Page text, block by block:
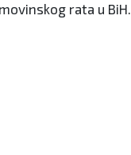
rata u BiH.